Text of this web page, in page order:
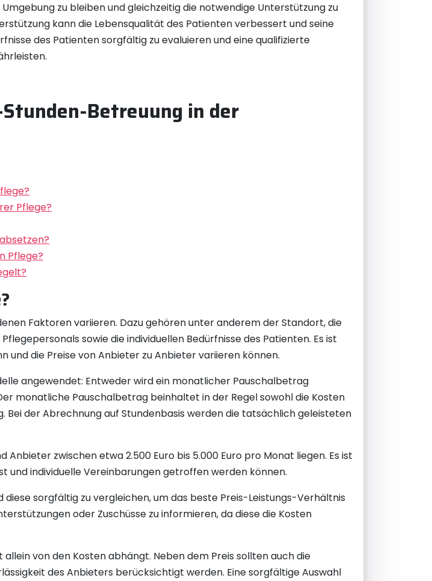
zu bleiben und gleichzeitig die notwendige Unterstützung zu
kann die Lebensqualität des Patienten verbessert und seine
des Patienten sorgfältig zu evaluieren und eine qualifizierte
Betreuung in der
Pflege?
Pflege?
Faktoren variieren. Dazu gehören unter anderem der Standort, die
sowie die individuellen Bedürfnisse des Patienten. Es ist
und die Preise von Anbieter zu Anbieter variieren können.
angewendet: Entweder wird ein monatlicher Pauschalbetrag
monatliche Pauschalbetrag beinhaltet in der Regel sowohl die Kosten
der Abrechnung auf Stundenbasis werden die tatsächlich geleisteten
zwischen etwa 2.500 Euro bis 5.000 Euro pro Monat liegen. Es ist
und individuelle Vereinbarungen getroffen werden können.
sorgfältig zu vergleichen, um das beste Preis-Leistungs-Verhältnis
oder Zuschüsse zu informieren, da diese die Kosten
von den Kosten abhängt. Neben dem Preis sollten auch die
des Anbieters berücksichtigt werden. Eine sorgfältige Auswahl